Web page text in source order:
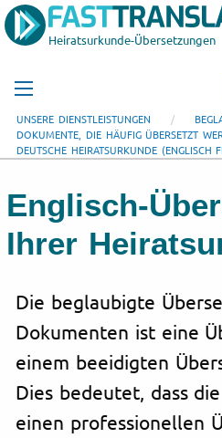
Heiratsurkunde-Übersetzungen
UNSERE DIENSTLEISTUNGEN
DOKUMENTE, DIE HÄUFIG ÜBERSETZT
DEUTSCHE HEIRATSURKUNDE (ENGLISCH
Englisch-
Ihrer
Die beglaubigte
Dokumenten ist eine
einem beeidigten
Dies bedeutet, dass
einen professionellen